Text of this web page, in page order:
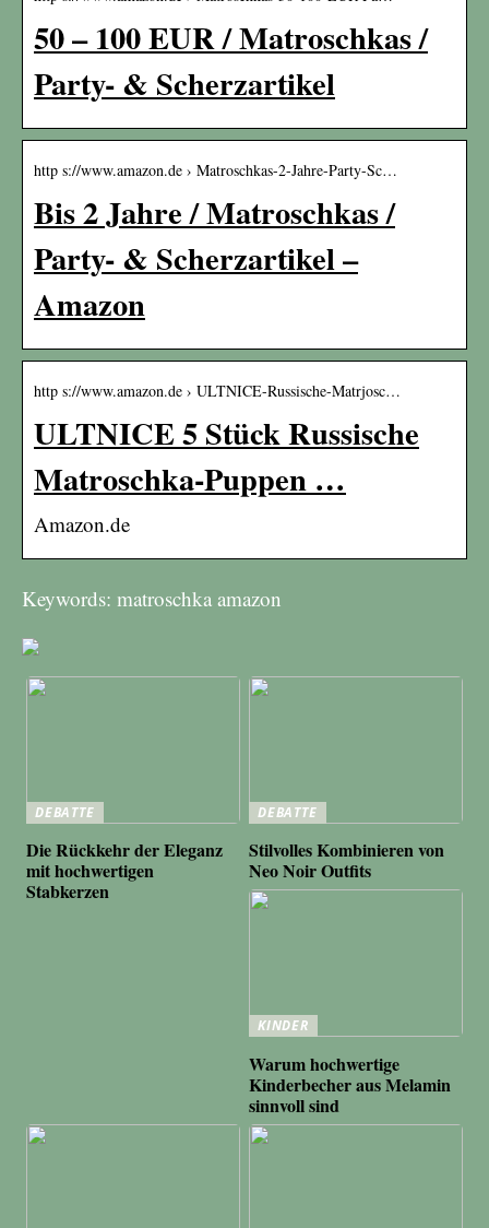
50 – 100 EUR / Matroschkas /
Party- & Scherzartikel
http s://www.amazon.de › Matroschkas-2-Jahre-Party-Sc…
Bis 2 Jahre / Matroschkas /
Party- & Scherzartikel –
Amazon
http s://www.amazon.de › ULTNICE-Russische-Matrjosc…
ULTNICE 5 Stück Russische
Matroschka-Puppen …
Amazon.de
Keywords: matroschka amazon
DEBATTE
Die Rückkehr der Eleganz
mit hochwertigen
Stabkerzen
DEBATTE
Stilvolles Kombinieren von
Neo Noir Outfits
KINDER
Warum hochwertige
Kinderbecher aus Melamin
sinnvoll sind